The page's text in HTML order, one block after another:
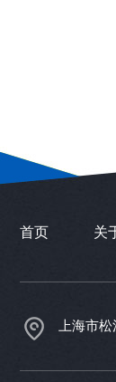
首页 关
上海市